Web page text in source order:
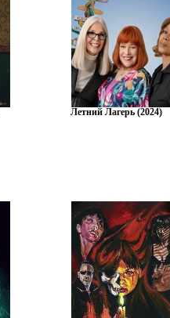
Летний Лагерь (2024)